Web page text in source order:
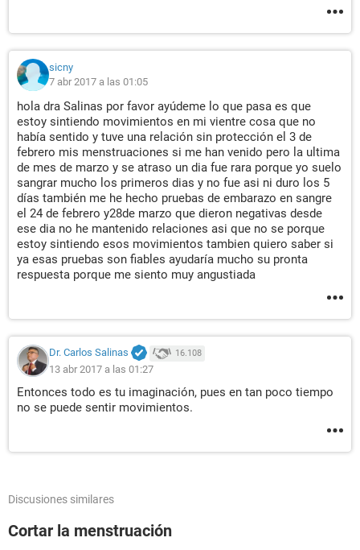
sicny
7 abr 2017 a las 01:05
hola dra Salinas por favor ayúdeme lo que pasa es que
estoy sintiendo movimientos en mi vientre cosa que no
había sentido y tuve una relación sin protección el 3 de
febrero mis menstruaciones si me han venido pero la ultima
de mes de marzo y se atraso un dia fue rara porque yo suelo
sangrar mucho los primeros dias y no fue asi ni duro los 5
días también me he hecho pruebas de embarazo en sangre
el 24 de febrero y28de marzo que dieron negativas desde
ese dia no he mantenido relaciones asi que no se porque
estoy sintiendo esos movimientos tambien quiero saber si
ya esas pruebas son fiables ayudaría mucho su pronta
respuesta porque me siento muy angustiada
Dr. Carlos Salinas 16.108
13 abr 2017 a las 01:27
Entonces todo es tu imaginación, pues en tan poco tiempo
no se puede sentir movimientos.
Discusiones similares
Cortar la menstruación